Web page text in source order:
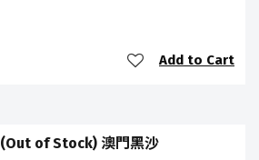
Add to Cart
(Out of Stock) 澳門黑沙